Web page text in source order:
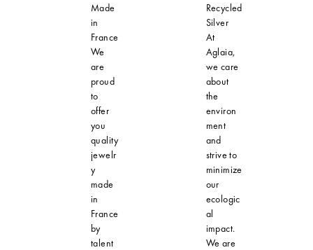
Made
in
France
We
are
proud
to
offer
you
quality
jewelr
y
made
in
France
by
talent
Recycled
Silver
At
Aglaia,
we care
about
the
environ
ment
and
strive to
minimize
our
ecologic
al
impact.
We are